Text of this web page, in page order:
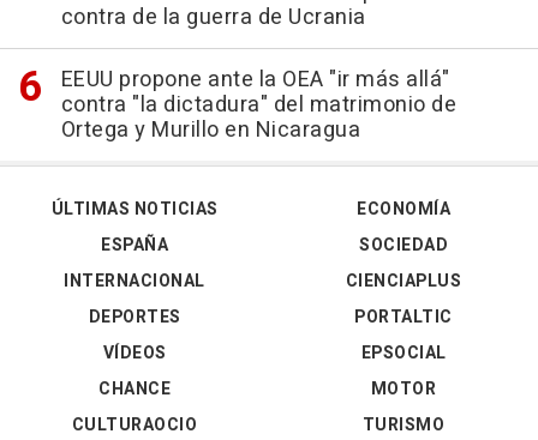
contra de la guerra de Ucrania
EEUU propone ante la OEA "ir más allá"
contra "la dictadura" del matrimonio de
Ortega y Murillo en Nicaragua
ÚLTIMAS NOTICIAS
ESPAÑA
INTERNACIONAL
DEPORTES
VÍDEOS
ECONOMÍA
SOCIEDAD
CIENCIAPLUS
PORTALTIC
EPSOCIAL
CHANCE
CULTURAOCIO
MOTOR
TURISMO